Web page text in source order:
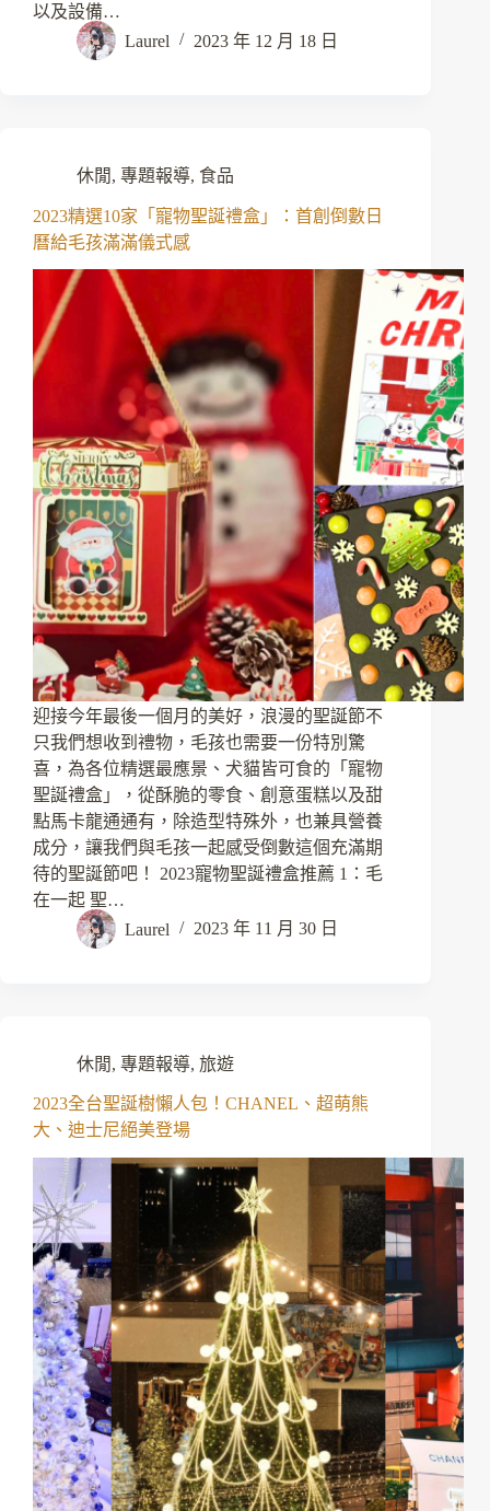
以及設備…
Laurel
2023 年 12 月 18 日
休閒, 專題報導, 食品
2023精選10家「寵物聖誕禮盒」：首創倒數日
曆給毛孩滿滿儀式感
迎接今年最後一個月的美好，浪漫的聖誕節不
只我們想收到禮物，毛孩也需要一份特別驚
喜，為各位精選最應景、犬貓皆可食的「寵物
聖誕禮盒」，從酥脆的零食、創意蛋糕以及甜
點馬卡龍通通有，除造型特殊外，也兼具營養
成分，讓我們與毛孩一起感受倒數這個充滿期
待的聖誕節吧！ 2023寵物聖誕禮盒推薦 1：毛
在一起 聖…
Laurel
2023 年 11 月 30 日
休閒, 專題報導, 旅遊
2023全台聖誕樹懶人包！CHANEL、超萌熊
大、迪士尼絕美登場